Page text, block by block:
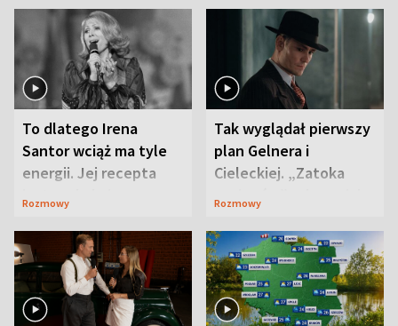
To dlatego Irena
Santor wciąż ma tyle
energii. Jej recepta
jest zaskakująco
Rozmowy
Tak wyglądał pierwszy
plan Gelnera i
Cieleckiej. „Zatoka
szpiegów” od razu ich
Rozmowy